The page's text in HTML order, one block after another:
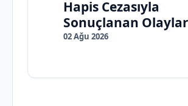
Hapis Cezasıyla
Sonuçlanan Olaylar
02 Ağu 2026